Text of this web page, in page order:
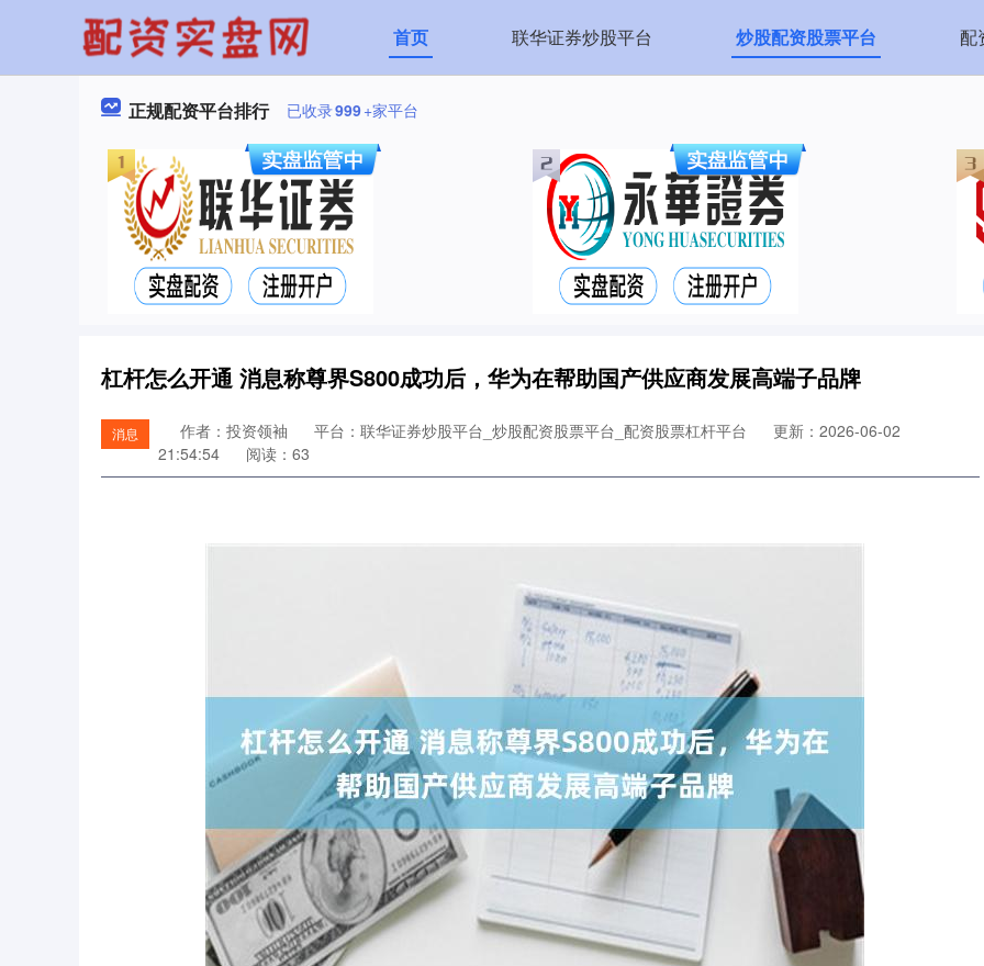
首页 联华证券炒股平台 炒股配资股票平台 配
正规配资平台排行 已收录999+家平台
杠杆怎么开通 消息称尊界S800成功后，华为在帮助国产供应商发展高端子品牌
消息 作者：投资领袖 平台：联华证券炒股平台_炒股配资股票平台_配资股票杠杆平台
更新：2026-06-02
21:54:54
阅读：63